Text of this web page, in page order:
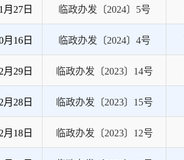
月27日 临政办发〔2024〕5号
月16日 临政办发〔2024〕4号
月29日 临政办发〔2023〕14号
月28日 临政办发〔2023〕15号
月18日 临政办发〔2023〕12号